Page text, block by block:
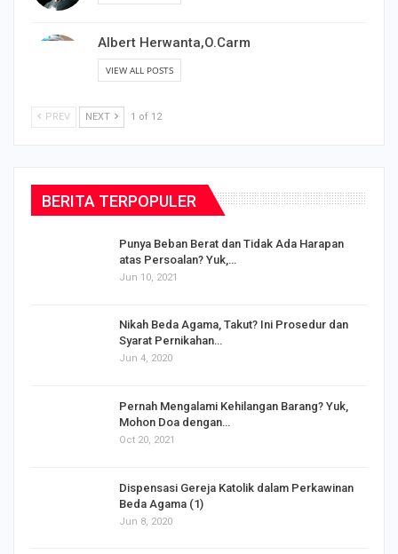
Albert Herwanta,O.Carm
VIEW ALL POSTS
PREV NEXT 1 of 12
BERITA TERPOPULER
Punya Beban Berat dan Tidak Ada Harapan
atas Persoalan? Yuk,…
Jun 10, 2021
Nikah Beda Agama, Takut? Ini Prosedur dan
Syarat Pernikahan…
Jun 4, 2020
Pernah Mengalami Kehilangan Barang? Yuk,
Mohon Doa dengan…
Oct 20, 2021
Dispensasi Gereja Katolik dalam Perkawinan
Beda Agama (1)
Jun 8, 2020